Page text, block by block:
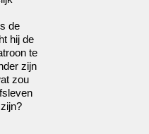
de
hij de
te
zijn
zou